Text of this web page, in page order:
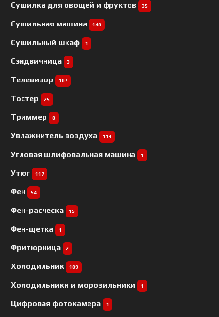
Сушилка для овощей и фруктов 35
Сушильная машина 148
Сушильный шкаф 1
Сэндвичница 3
Телевизор 107
Тостер 25
Триммер 8
Увлажнитель воздуха 119
Угловая шлифовальная машина 1
Утюг 117
Фен 54
Фен-расческа 15
Фен-щетка 1
Фритюрница 2
Холодильник 189
Холодильники и морозильники 1
Цифровая фотокамера 1